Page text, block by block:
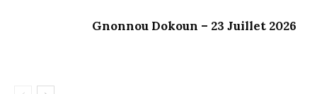
Gnonnou Dokoun – 23 Juillet 2026